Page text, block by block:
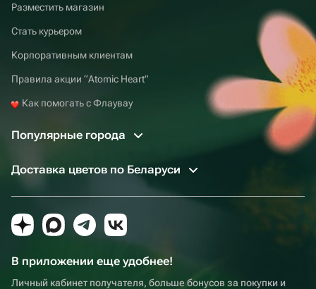
Разместить магазин
Стать курьером
Корпоративным клиентам
Правила акции “Atomic Heart”
Как помогать с Флаувау
Популярные города
Доставка цветов по Беларуси
В приложении еще удобнее!
Личный кабинет получателя, больше бонусов за покупки и